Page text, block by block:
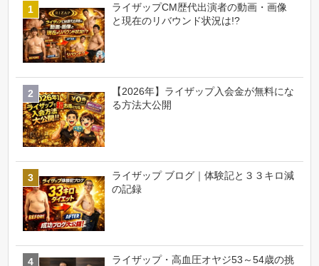
ライザップCM歴代出演者の動画・画像
と現在のリバウンド状況は!?
【2026年】ライザップ入会金が無料にな
る方法大公開
ライザップ ブログ｜体験記と３３キロ減
の記録
ライザップ・高血圧オヤジ53～54歳の挑